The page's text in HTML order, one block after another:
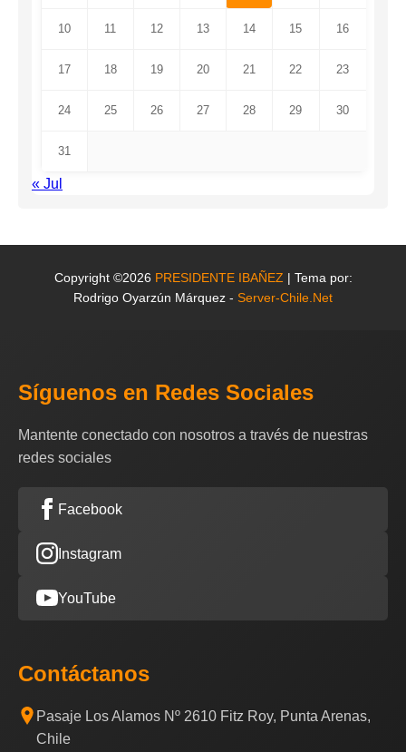
10 11 12 13 14 15 16
17 18 19 20 21 22 23
24 25 26 27 28 29 30
31
« Jul
Copyright ©2026 PRESIDENTE IBAÑEZ | Tema por:
Rodrigo Oyarzún Márquez - Server-Chile.Net
Síguenos en Redes Sociales
Mantente conectado con nosotros a través de nuestras
redes sociales
Facebook
Instagram
YouTube
Contáctanos
Pasaje Los Alamos Nº 2610 Fitz Roy, Punta Arenas,
Chile